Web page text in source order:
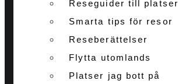
Reseguider till platser
Smarta tips för resor
Reseberättelser
Flytta utomlands
Platser jag bott på